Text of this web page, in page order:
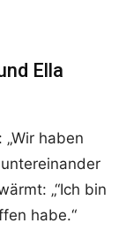
Ella
haben
„“Ich bin
habe.“